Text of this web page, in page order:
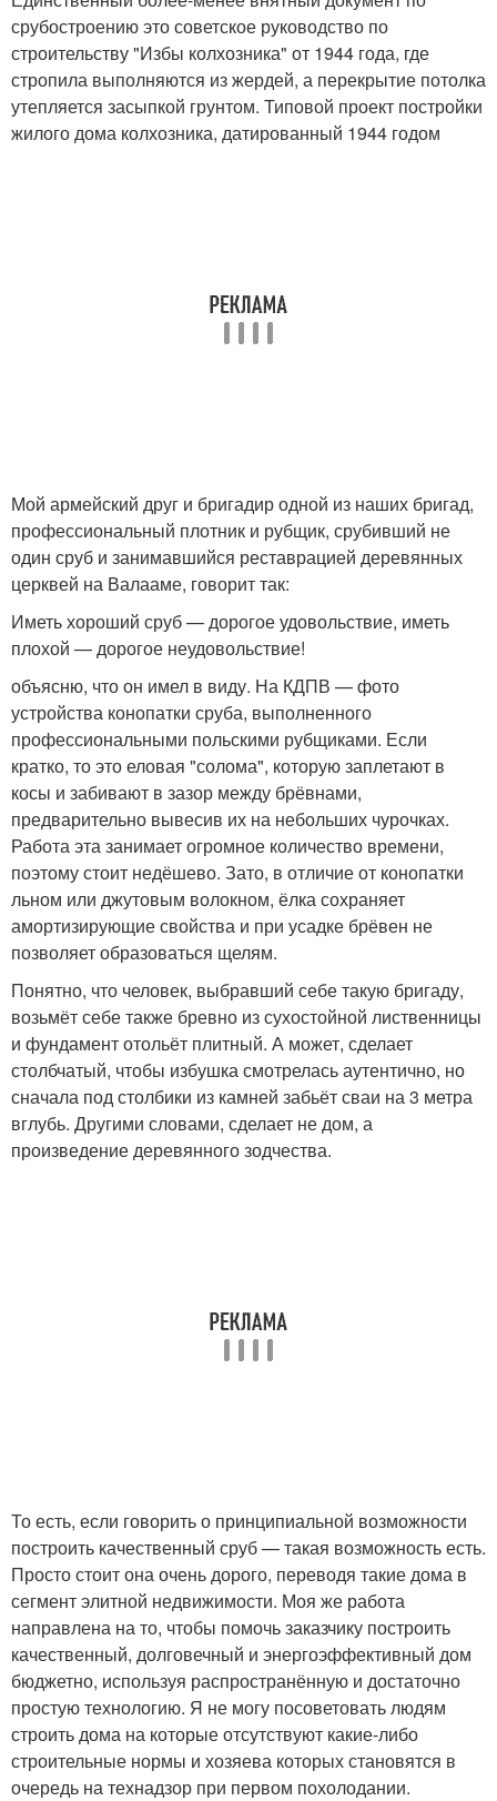
срубостроению это советское руководство по
строительству "Избы колхозника" от 1944 года, где
стропила выполняются из жердей, а перекрытие потолка
утепляется засыпкой грунтом. Типовой проект постройки
жилого дома колхозника, датированный 1944 годом
Мой армейский друг и бригадир одной из наших бригад,
профессиональный плотник и рубщик, срубивший не
один сруб и занимавшийся реставрацией деревянных
церквей на Валааме, говорит так:
Иметь хороший сруб — дорогое удовольствие, иметь
плохой — дорогое неудовольствие!
объясню, что он имел в виду. На КДПВ — фото
устройства конопатки сруба, выполненного
профессиональными польскими рубщиками. Если
кратко, то это еловая "солома", которую заплетают в
косы и забивают в зазор между брёвнами,
предварительно вывесив их на небольших чурочках.
Работа эта занимает огромное количество времени,
поэтому стоит недёшево. Зато, в отличие от конопатки
льном или джутовым волокном, ёлка сохраняет
амортизирующие свойства и при усадке брёвен не
позволяет образоваться щелям.
Понятно, что человек, выбравший себе такую бригаду,
возьмёт себе также бревно из сухостойной лиственницы
и фундамент отольёт плитный. А может, сделает
столбчатый, чтобы избушка смотрелась аутентично, но
сначала под столбики из камней забьёт сваи на 3 метра
вглубь. Другими словами, сделает не дом, а
произведение деревянного зодчества.
То есть, если говорить о принципиальной возможности
построить качественный сруб — такая возможность есть.
Просто стоит она очень дорого, переводя такие дома в
сегмент элитной недвижимости. Моя же работа
направлена на то, чтобы помочь заказчику построить
качественный, долговечный и энергоэффективный дом
бюджетно, используя распространённую и достаточно
простую технологию. Я не могу посоветовать людям
строить дома на которые отсутствуют какие-либо
строительные нормы и хозяева которых становятся в
очередь на технадзор при первом похолодании.